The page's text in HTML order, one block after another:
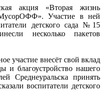
акция «Вторая жизнь
Участие в ней
детского сада №15
несколько пакетов
участие внесёт свой вклад
и благоустройство нашего
Среднеуральска принять
воспитатели детского